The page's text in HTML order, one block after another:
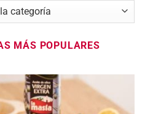
MÁS POPULARES